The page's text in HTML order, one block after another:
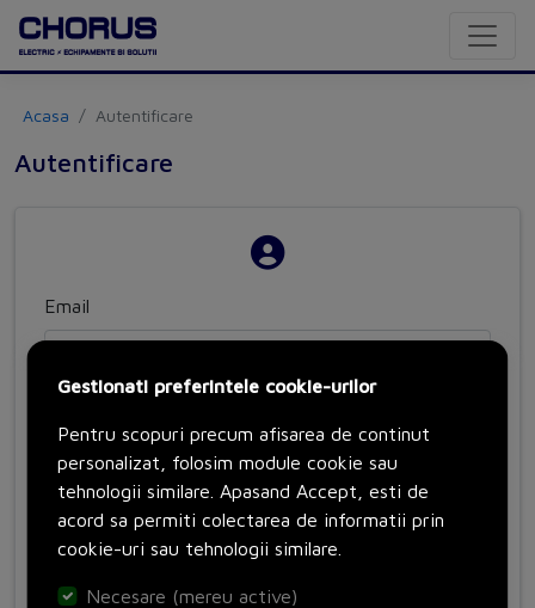
Acasa Autentificare
Autentificare
Email
Tine-ma minte
Gestionati preferintele cookie-urilor
Pentru scopuri precum afisarea de continut
personalizat, folosim module cookie sau
tehnologii similare. Apasand Accept, esti de
acord sa permiti colectarea de informatii prin
cookie-uri sau tehnologii similare.
Necesare (mereu active)